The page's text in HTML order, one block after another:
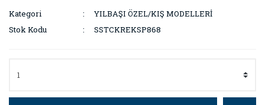
Kategori
YILBAŞI ÖZEL/KIŞ MODELLERİ
Stok Kodu
SSTCKREKSP868